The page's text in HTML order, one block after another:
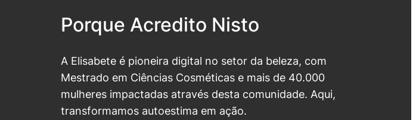
Porque Acredito Nisto
A Elisabete é pioneira digital no setor da beleza, com
Mestrado em Ciências Cosméticas e mais de 40.000
mulheres impactadas através desta comunidade. Aqui,
transformamos autoestima em ação.